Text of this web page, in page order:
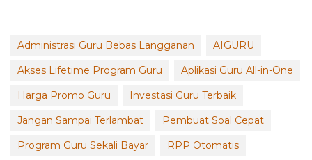
Administrasi Guru Bebas Langganan
AIGURU
Akses Lifetime Program Guru
Aplikasi Guru All-in-One
Harga Promo Guru
Investasi Guru Terbaik
Jangan Sampai Terlambat
Pembuat Soal Cepat
Program Guru Sekali Bayar
RPP Otomatis